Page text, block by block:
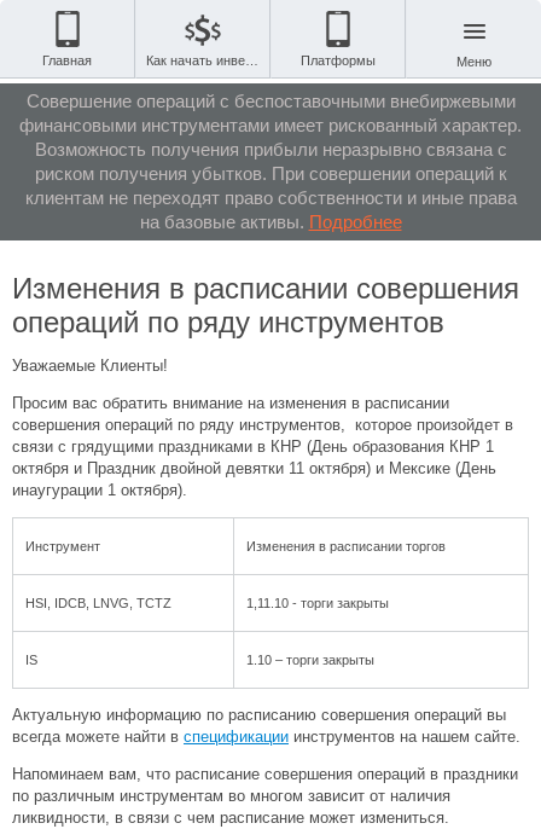
Совершение операций с беспоставочными внебиржевыми
финансовыми инструментами имеет рискованный характер.
Возможность получения прибыли неразрывно связана с
риском получения убытков. При совершении операций к
клиентам не переходят право собственности и иные права
на базовые активы. Подробнее
Главная Платформы Меню
Изменения в расписании совершения
операций по ряду инструментов
Уважаемые Клиенты!
Просим вас обратить внимание на изменения в расписании
совершения операций по ряду инструментов, которое произойдет в
связи с грядущими праздниками в КНР (День образования КНР 1
октября и Праздник двойной девятки 11 октября) и Мексике (День
инаугурации 1 октября).
Инструмент Изменения в расписании торгов
HSI, IDCB, LNVG, TCTZ 1,11.10 - торги закрыты
IS 1.10 – торги закрыты
Актуальную информацию по расписанию совершения операций вы
всегда можете найти в спецификации инструментов на нашем сайте.
Напоминаем вам, что расписание совершения операций в праздники
по различным инструментам во многом зависит от наличия
ликвидности, в связи с чем расписание может измениться.